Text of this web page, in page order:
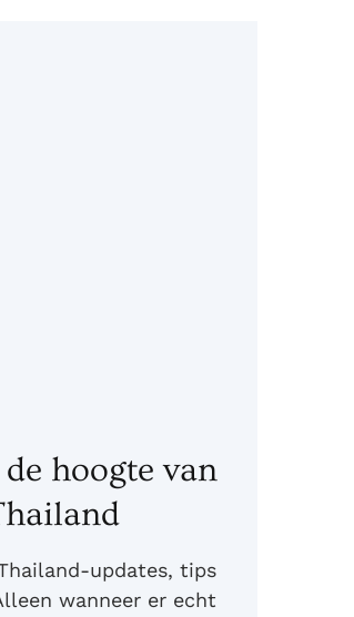
hoogte van
updates, tips
wanneer er echt